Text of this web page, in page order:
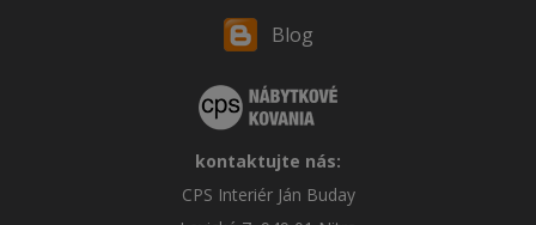
Blog
kontaktujte nás:
CPS Interiér Ján Buday